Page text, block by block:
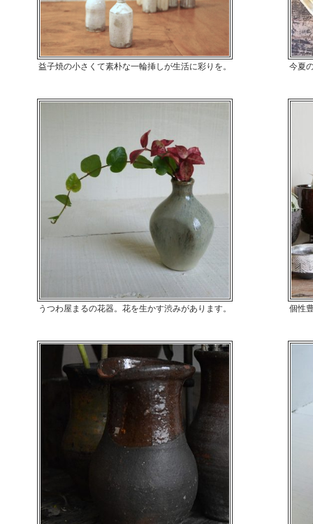
益子焼の小さくて素朴な一輪挿しが生活に彩りを。 今夏
うつわ屋まるの花器。花を生かす渋みがあります。 個性